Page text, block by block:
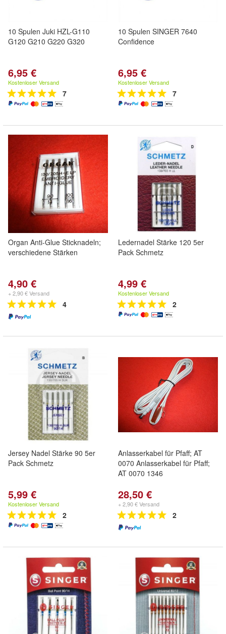
10 Spulen Juki HZL-G110
G120 G210 G220 G320
6,95 €
Kostenloser Versand
7
10 Spulen SINGER 7640
Confidence
6,95 €
Kostenloser Versand
7
Organ Anti-Glue Sticknadeln;
verschiedene Stärken
4,90 €
+ 2,90 € Versand
4
Ledernadel Stärke 120 5er
Pack Schmetz
4,99 €
Kostenloser Versand
2
Jersey Nadel Stärke 90 5er
Pack Schmetz
5,99 €
Kostenloser Versand
2
Anlasserkabel für Pfaff; AT
0070 Anlasserkabel für Pfaff;
AT 0070 1346
28,50 €
+ 2,90 € Versand
2